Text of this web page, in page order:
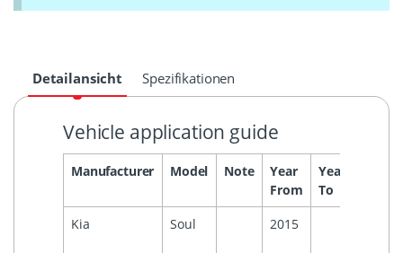
Detailansicht Spezifikationen
Vehicle application guide
Manufacturer Model Note
Year
From
Year
To
Kia Soul 2015